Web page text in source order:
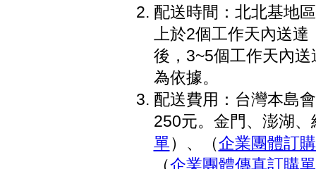
配送時間：北北基地
上於2個工作天內送
後，3~5個工作天內
為依據。
配送費用：台灣本島
250元。金門、澎湖
單）、（企業團體訂
（企業團體傳真訂購單